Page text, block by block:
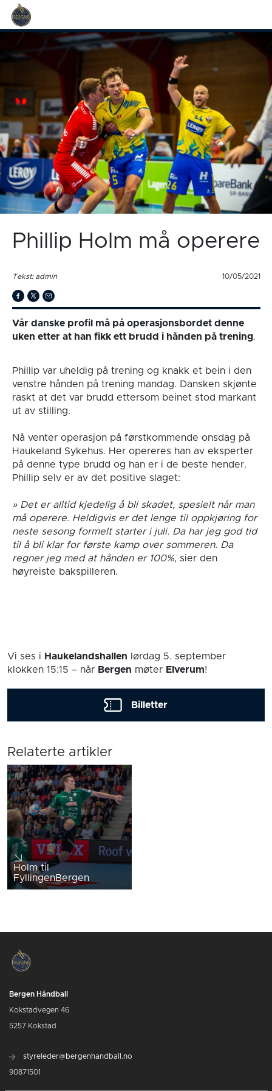
Phillip Holm må operere
Tekst: admin 10/05/2021
Vår danske profil må på operasjonsbordet denne
uken etter at han fikk ett brudd i hånden på trening.
Phillip var uheldig på trening og knakk et bein i den
venstre hånden på trening mandag. Dansken skjønte
raskt at det var brudd ettersom beinet stod markant
ut av stilling.
Nå venter operasjon på førstkommende onsdag på
Haukeland Sykehus. Her opereres han av eksperter
på denne type brudd og han er i de beste hender.
Phillip selv er av det positive slaget:
» Det er alltid kjedelig å bli skadet, spesielt når man
må operere. Heldigvis er det lenge til oppkjøring for
neste sesong formelt starter i juli. Da har jeg god tid
til å bli klar for første kamp over sommeren. Da
regner jeg med at hånden er 100%, sier den
høyreiste bakspilleren.
Vi ses i Haukelandshallen lørdag 5. september
klokken 15:15 – når Bergen møter Elverum!
Billetter
Relaterte artikler
Holm til
FyllingenBergen
Bergen Håndball
Kokstadvegen 46
5257 Kokstad
styreleder@bergenhandball.no
90871501